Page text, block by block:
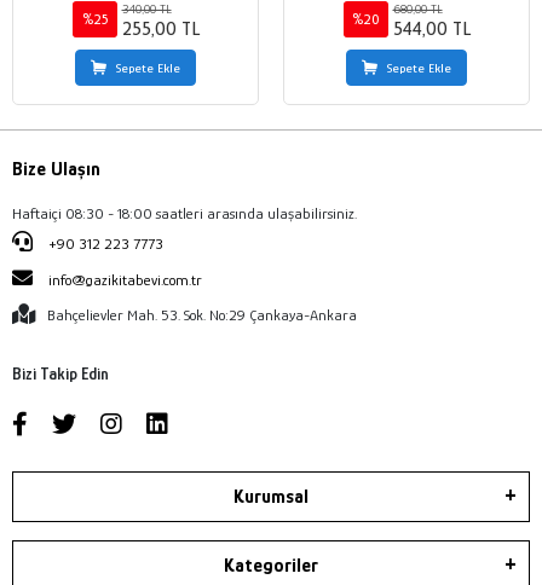
%25
340,00 TL
255,00 TL
Sepete Ekle
%20
680,00 TL
544,00 TL
Sepete Ekle
Bize Ulaşın
Haftaiçi 08:30 - 18:00 saatleri arasında ulaşabilirsiniz.
+90 312 223 7773
info@gazikitabevi.com.tr
Bahçelievler Mah. 53. Sok. No:29 Çankaya-Ankara
Bizi Takip Edin
Kurumsal
Kategoriler